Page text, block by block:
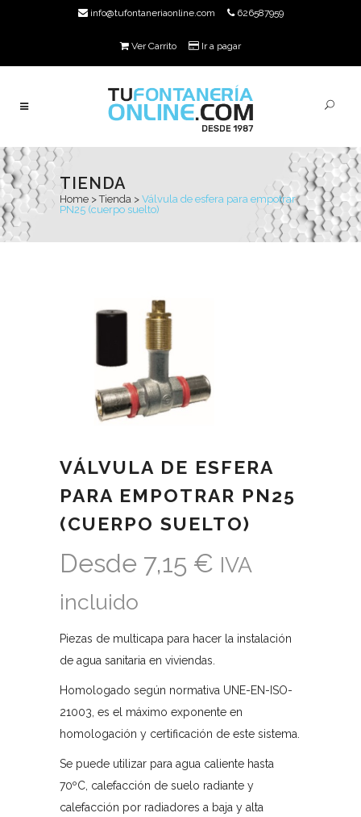
info@tufontaneriaonline.com 626587959
Ver Carrito Ir a pagar
TIENDA
Home >Tienda > Válvula de esfera para empotrar
PN25 (cuerpo suelto)
VÁLVULA DE ESFERA
PARA EMPOTRAR PN25
(CUERPO SUELTO)
Desde 7,15 € IVA
incluido
Piezas de multicapa para hacer la instalación
de agua sanitaria en viviendas.
Homologado según normativa UNE-EN-ISO-
21003, es el máximo exponente en
homologación y certificación de este sistema.
Se puede utilizar para agua caliente hasta
70ºC, calefacción de suelo radiante y
calefacción por radiadores a baja y alta